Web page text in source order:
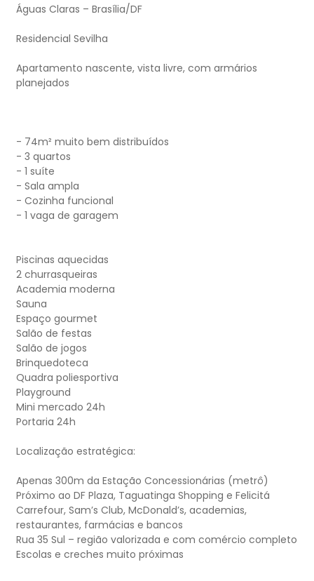
Águas Claras – Brasília/DF
Residencial Sevilha
Apartamento nascente, vista livre, com armários
planejados
- 74m² muito bem distribuídos
- 3 quartos
- 1 suíte
- Sala ampla
- Cozinha funcional
- 1 vaga de garagem
Piscinas aquecidas
2 churrasqueiras
Academia moderna
Sauna
Espaço gourmet
Salão de festas
Salão de jogos
Brinquedoteca
Quadra poliesportiva
Playground
Mini mercado 24h
Portaria 24h
Localização estratégica:
Apenas 300m da Estação Concessionárias (metrô)
Próximo ao DF Plaza, Taguatinga Shopping e Felicitá
Carrefour, Sam’s Club, McDonald’s, academias,
restaurantes, farmácias e bancos
Rua 35 Sul – região valorizada e com comércio completo
Escolas e creches muito próximas